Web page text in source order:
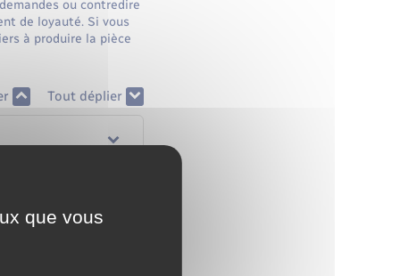
ou contredire
de loyauté. Si vous
à produire la pièce
Tout déplier
que vous